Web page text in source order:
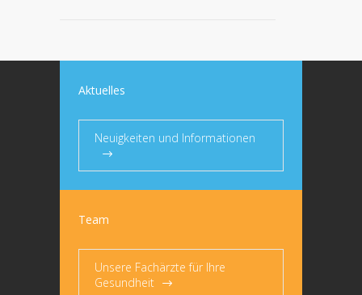
Aktuelles
Neuigkeiten und Informationen
Team
Unsere Fachärzte für Ihre
Gesundheit